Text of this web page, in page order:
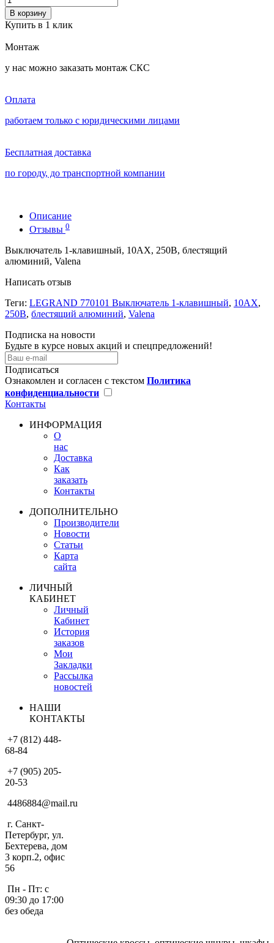
В корзину
Купить в 1 клик
Монтаж
у нас можно заказать монтаж СКС
Оплата
работаем только с юридическими лицами
Бесплатная доставка
по городу, до транспортной компании
Описание
Отзывы 0
Выключатель 1-клавишный, 10АХ, 250В, блестящий
алюминий, Valena
Написать отзыв
Теги: LEGRAND 770101 Выключатель 1-клавишный, 10АХ,
250В, блестящий алюминий, Valena
Подписка на новости
Будьте в курсе новых акций и спецпредложений!
Подписаться
Ознакомлен и согласен с текстом Политика
конфиденциальности
Контакты
ИНФОРМАЦИЯ
О
нас
Доставка
Как
заказать
Контакты
ДОПОЛНИТЕЛЬНО
Производители
Новости
Статьи
Карта
сайта
ЛИЧНЫЙ
КАБИНЕТ
Личный
Кабинет
История
заказов
Мои
Закладки
Рассылка
новостей
НАШИ
КОНТАКТЫ
+7 (812) 448-
68-84
+7 (905) 205-
20-53
4486884@mail.ru
г. Санкт-
Петербург, ул.
Бехтерева, дом
3 корп.2, офис
56
Пн - Пт: с
09:30 до 17:00
без обеда